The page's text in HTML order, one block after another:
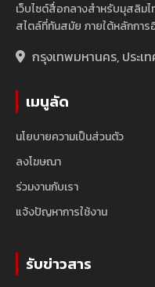
เว็บไซต์สื่อกลางสำหรับมุสลิมไ
สไตล์ที่ทันสมัย ภายใต้หลักกา
กรุงเทพมหานคร, ประเ
เมนูลัด
นโยบายความเป็นส่วนตัว
ลงโฆษณา
ร่วมงานกับเรา
แจ้งปัญหาการใช้งาน
รับข่าวสาร